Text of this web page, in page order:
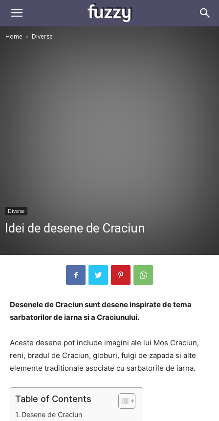
Home Diverse
Diverse
Idei de desene de Craciun
Desenele de Craciun sunt desene inspirate de tema
sarbatorilor de iarna si a Craciunului.
Aceste desene pot include imagini ale lui Mos Craciun,
reni, bradul de Craciun, globuri, fulgi de zapada si alte
elemente traditionale asociate cu sarbatorile de iarna.
Table of Contents
Desene de Craciun